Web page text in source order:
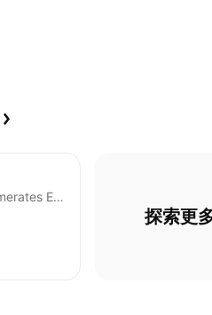
Harvest SSE Conglomerates Enhanced Strategy ETF
探索更